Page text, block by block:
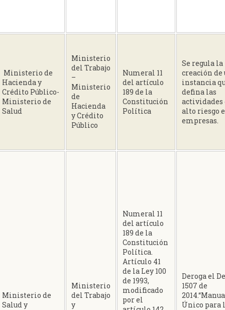
Ministerio de
Hacienda y
Crédito Público-
Ministerio de
Salud
Ministerio
del Trabajo
–
Ministerio
de
Hacienda
y Crédito
Público
Numeral 11
del artículo
189 de la
Constitución
Política
Se regula la
creación de
instancia
defina las
actividades
alto riesgo
empresas.
Ministerio de
Salud y
Ministerio
del Trabajo
y
Numeral 11
del artículo
189 de la
Constitución
Política.
Artículo 41
de la Ley 100
de 1993,
modificado
por el
Deroga el
1507 de
Único para